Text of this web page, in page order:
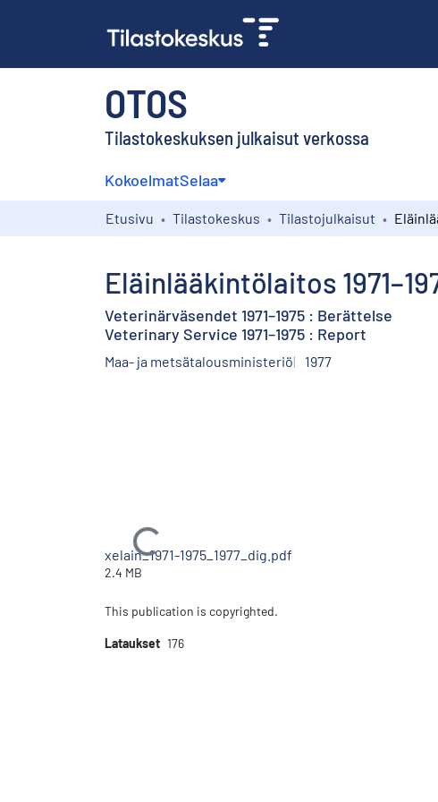
OTOS
Tilastokeskuksen julkaisut verkossa
KokoelmatSelaa
Etusivu Tilastokeskus Tilastojulkaisut
Eläinlääkintölaitos
Veterinärväsendet 1971–1975 : Berättelse
Veterinary Service 1971–1975 : Report
Maa- ja metsätalousministeriö 1977
Ladataan...
xelain_1971-1975_1977_dig.pdf
2.4 MB
This publication is copyrighted.
Lataukset 176